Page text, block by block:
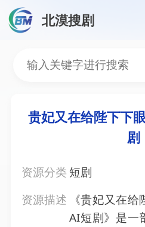
北漠搜剧
贵妃又在给
贵妃又在给陛下下
剧
资源分类 短剧
资源描述
《贵妃又在给
AI短剧》是一